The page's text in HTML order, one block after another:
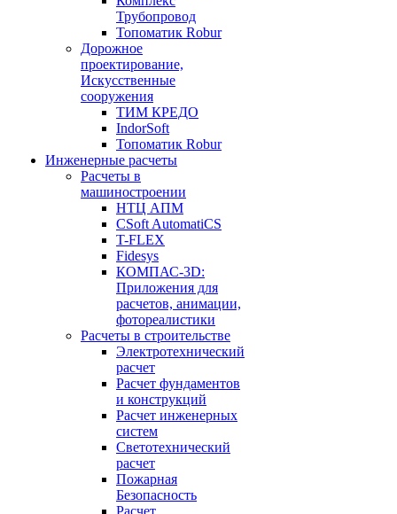
Трубопровод
Топоматик Robur
Дорожное
проектирование,
Искусственные
сооружения
ТИМ КРЕДО
IndorSoft
Топоматик Robur
Инженерные расчеты
Расчеты в
машиностроении
НТЦ АПМ
CSoft AutomatiCS
T-FLEX
Fidesys
КОМПАС-3D:
Приложения для
расчетов, анимации,
фотореалистики
Расчеты в строительстве
Электротехнический
расчет
Расчет фундаментов
и конструкций
Расчет инженерных
систем
Светотехнический
расчет
Пожарная
Безопасность
Расчет